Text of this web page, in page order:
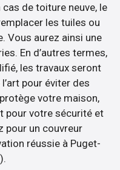
de toiture neuve, le
les tuiles ou
Vous aurez ainsi une
En d’autres termes,
les travaux seront
pour éviter des
votre maison,
pour votre sécurité et
pour un couvreur
réussie à Puget-